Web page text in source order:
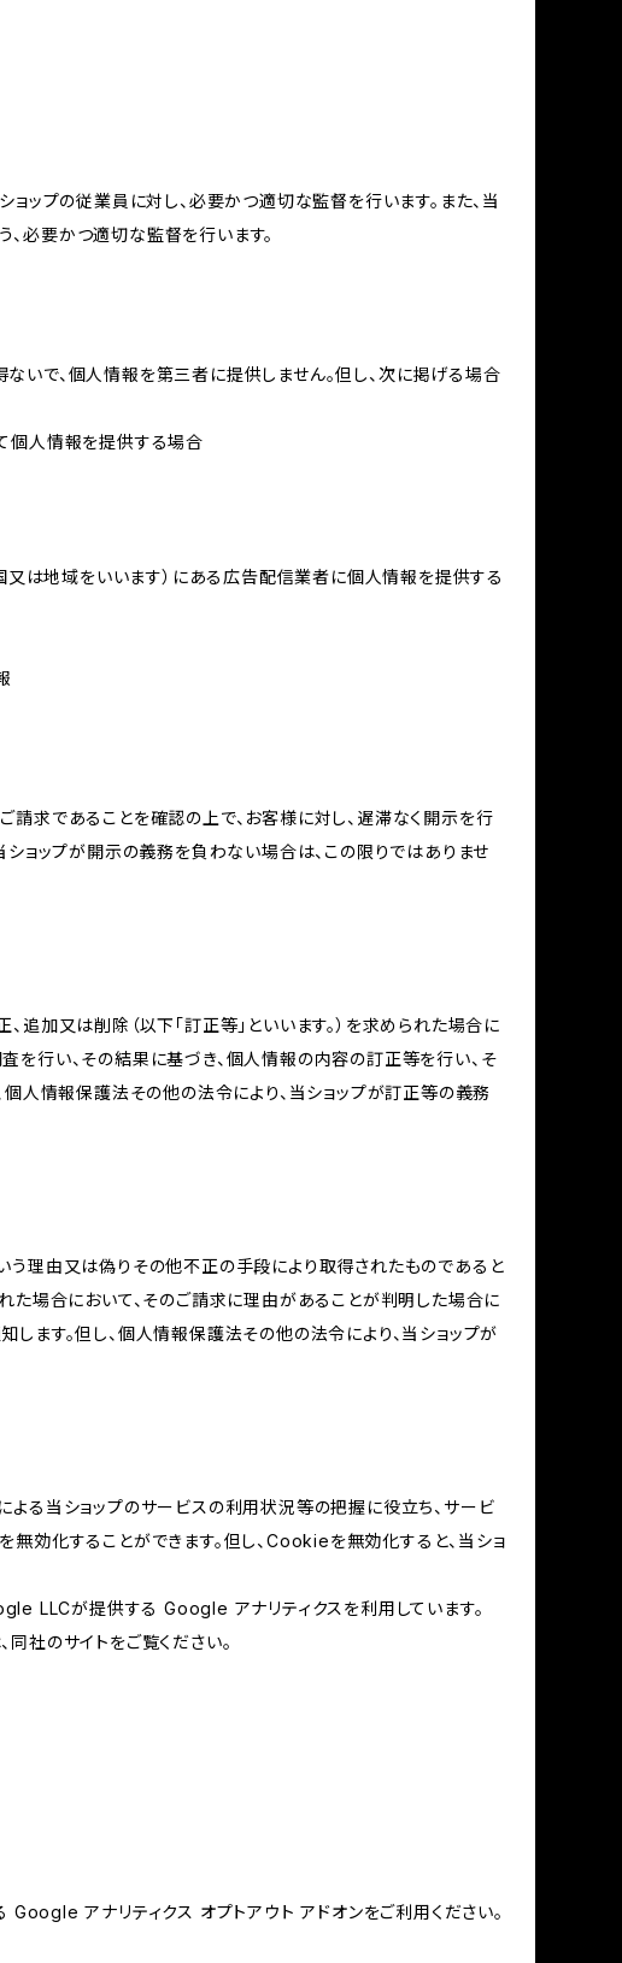
ップの従業員に対し、必要かつ適切な監督を行います。また、当
必要かつ適切な監督を行います。
いで、個人情報を第三者に提供しません。但し、次に掲げる場合
個人情報を提供する場合
は地域をいいます）にある広告配信業者に個人情報を提供する
求であることを確認の上で、お客様に対し、遅滞なく開示を行
ショップが開示の義務を負わない場合は、この限りではありませ
加又は削除（以下「訂正等」といいます。）を求められた場合に
を行い、その結果に基づき、個人情報の内容の訂正等を行い、そ
個人情報保護法その他の法令により、当ショップが訂正等の義務
う理由又は偽りその他不正の手段により取得されたものであると
た場合において、そのご請求に理由があることが判明した場合に
ます。但し、個人情報保護法その他の法令により、当ショップが
よる当ショップのサービスの利用状況等の把握に役立ち、サービ
効化することができます。但し、Cookieを無効化すると、当ショ
LLCが提供する Google アナリティクスを利用しています。
社のサイトをご覧ください。
アナリティクス オプトアウト アドオンをご利用ください。